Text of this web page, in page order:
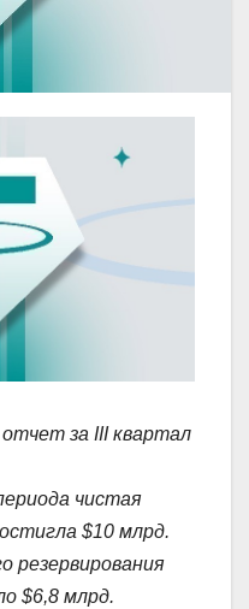
отчет за III квартал
чистая
$10 млрд.
резервирования
$6,8 млрд.